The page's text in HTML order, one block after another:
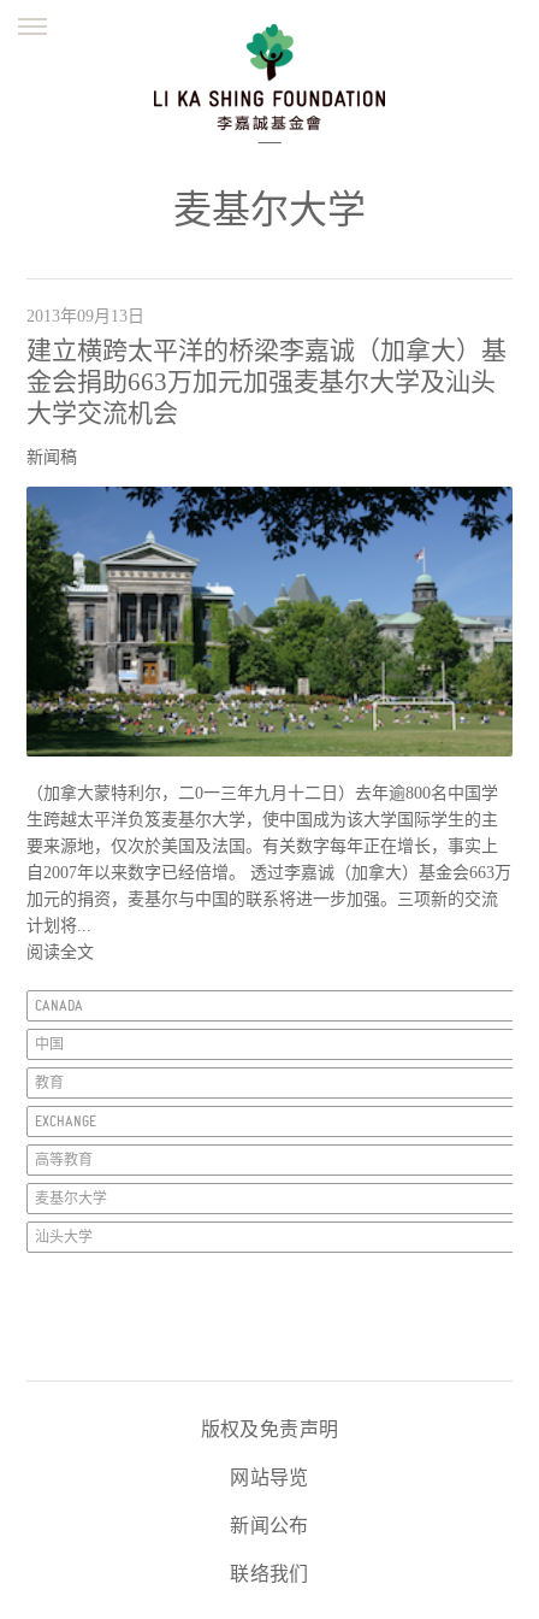
繁體
麦基尔大学
2013年09月13日
建立横跨太平洋的桥梁李嘉诚（加拿大）基
金会捐助663万加元加强麦基尔大学及汕头
大学交流机会
新闻稿
（加拿大蒙特利尔，二0一三年九月十二日）去年逾800名中国学
生跨越太平洋负笈麦基尔大学，使中国成为该大学国际学生的主
要来源地，仅次於美国及法国。有关数字每年正在增长，事实上
自2007年以来数字已经倍增。 透过李嘉诚（加拿大）基金会663万
加元的捐资，麦基尔与中国的联系将进一步加强。三项新的交流
计划将...
阅读全文
CANADA
中国
教育
EXCHANGE
高等教育
麦基尔大学
汕头大学
版权及免责声明
网站导览
新闻公布
联络我们